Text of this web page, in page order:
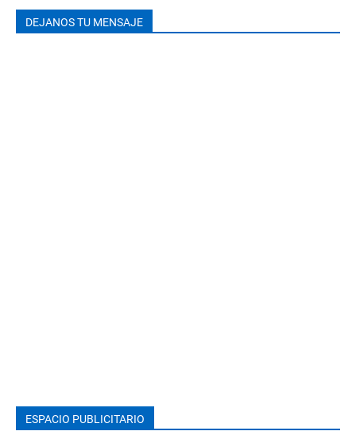
DEJANOS TU MENSAJE
ESPACIO PUBLICITARIO